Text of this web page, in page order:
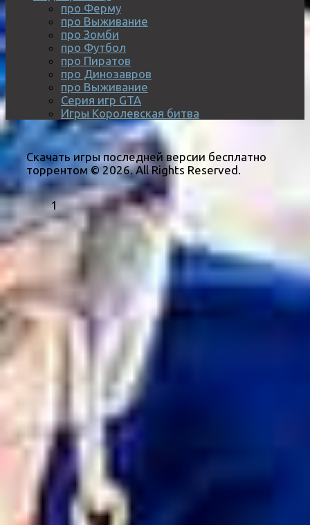
про Ферму
про Выживание
про Зомби
про Футбол
про Пиратов
про Динозавров
про Выживание
Серия игр GTA
Игры Королевская битва
Скачать игры последней версии бесплатно
торрентом © 2026. All Rights Reserved.
1